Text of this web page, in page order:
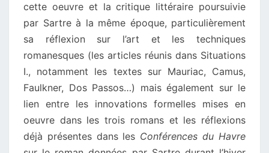
cette oeuvre et la critique littéraire poursuivie
par Sartre à la même époque, particulièrement
sa réflexion sur l’art et les techniques
romanesques (les articles réunis dans Situations
I., notamment les textes sur Mauriac, Camus,
Faulkner, Dos Passos…) mais également sur le
lien entre les innovations formelles mises en
oeuvre dans les trois romans et les réflexions
déjà présentes dans les Conférences du Havre